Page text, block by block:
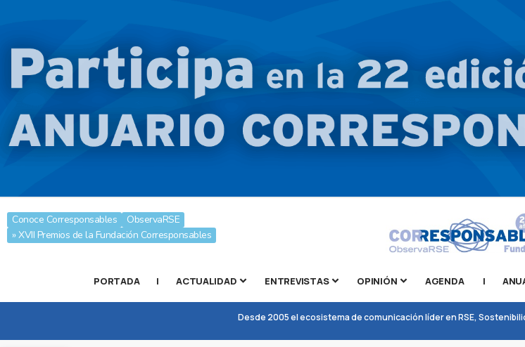
Conoce Corresponsables
ObservaRSE
» XVII Premios de la Fundación Corresponsables
PORTADA | ACTUALIDAD ENTREVISTAS OPINIÓN AGENDA |
Desde 2005 el ecosistema de comunicación líder en RSE,